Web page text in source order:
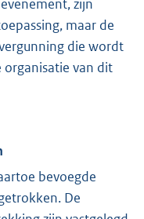
zijn
maar de
die wordt
organisatie van dit
bevoegde
De